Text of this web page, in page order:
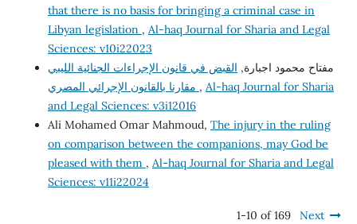
that there is no basis for bringing a criminal case in
Libyan legislation , Al-haq Journal for Sharia and Legal
Sciences: v10i22023
مفتاح محمود اجبارة, القبض في قانون الإجراءات الجنائية الليبي
, Al-haq Journal for Sharia
and Legal Sciences: v3i12016
Ali Mohamed Omar Mahmoud, The injury in the ruling
on comparison between the companions, may God be
pleased with them , Al-haq Journal for Sharia and Legal
Sciences: v11i22024
1-10 of 169 Next